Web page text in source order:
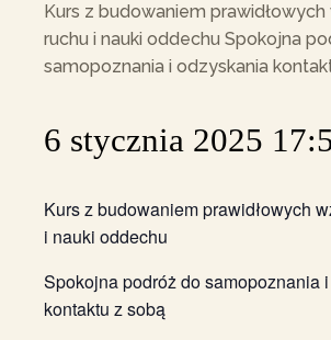
Kurs z budowaniem
ruchu i nauki oddechu Spokojna
samopoznania i odzyskania
6 stycznia 2025
Kurs z budowaniem prawidłowych
i nauki oddechu
Spokojna podróż do samopoznania
kontaktu z sobą